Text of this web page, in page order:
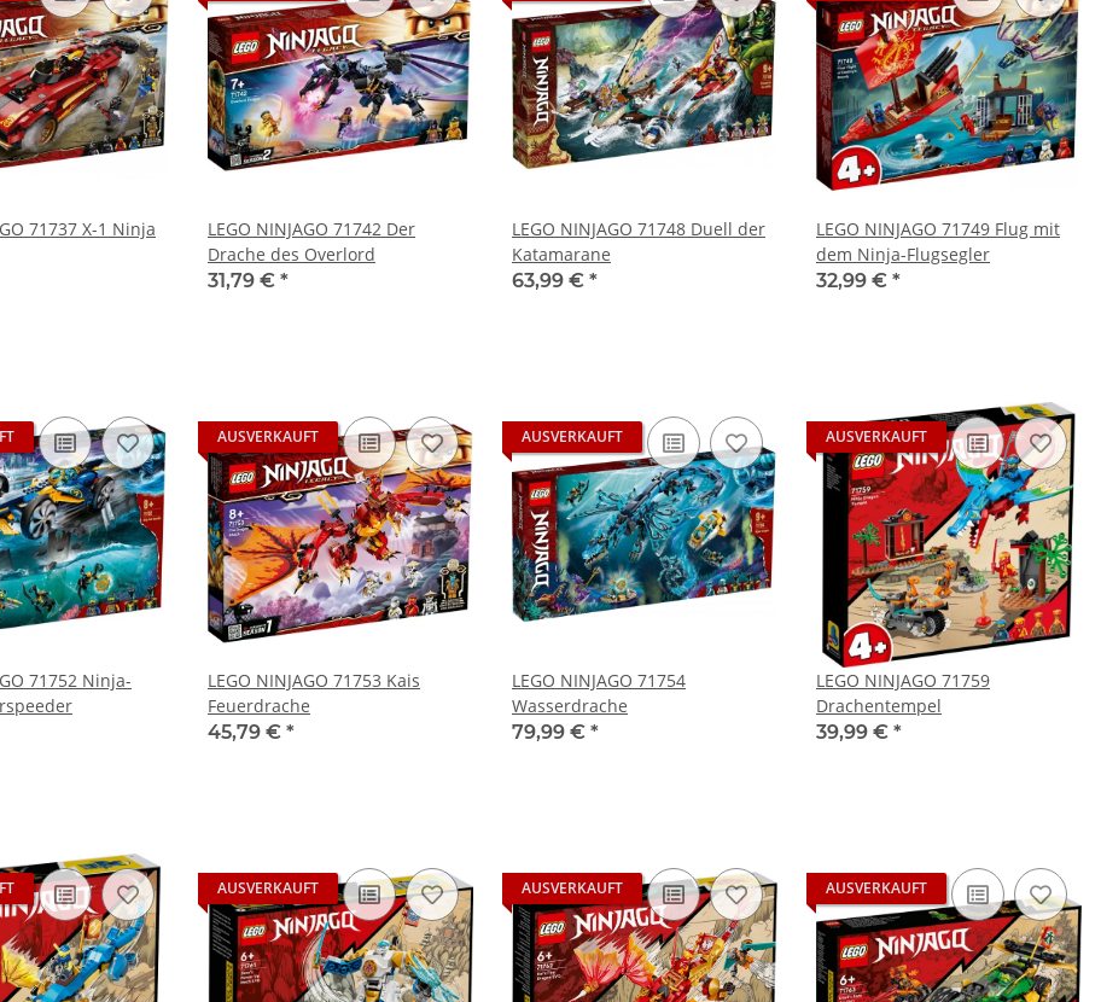
71737 X-1 Ninja
LEGO NINJAGO 71742 Der
Drache des Overlord
31,79 € *
LEGO NINJAGO 71748 Duell der
Katamarane
63,99 € *
LEGO NINJAGO 71749 Flug mit
dem Ninja-Flugsegler
32,99 € *
71752 Ninja-
AUSVERKAUFT
LEGO NINJAGO 71753 Kais
Feuerdrache
45,79 € *
AUSVERKAUFT
LEGO NINJAGO 71754
Wasserdrache
79,99 € *
AUSVERKAUFT
LEGO NINJAGO 71759
Drachentempel
39,99 € *
AUSVERKAUFT AUSVERKAUFT AUSVERKAUFT